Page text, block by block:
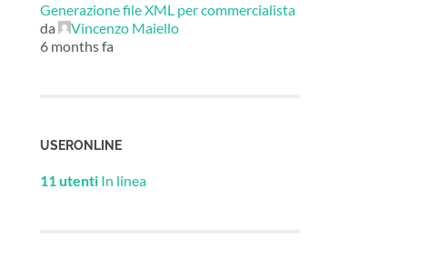
Generazione file XML per commercialista
da
Vincenzo Maiello
6 months fa
USERONLINE
11 utenti In linea